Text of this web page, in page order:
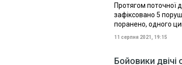
Протягом поточної
зафіксовано 5
поранено, одного
11 серпня 2021, 19:15
Бойовики двічі